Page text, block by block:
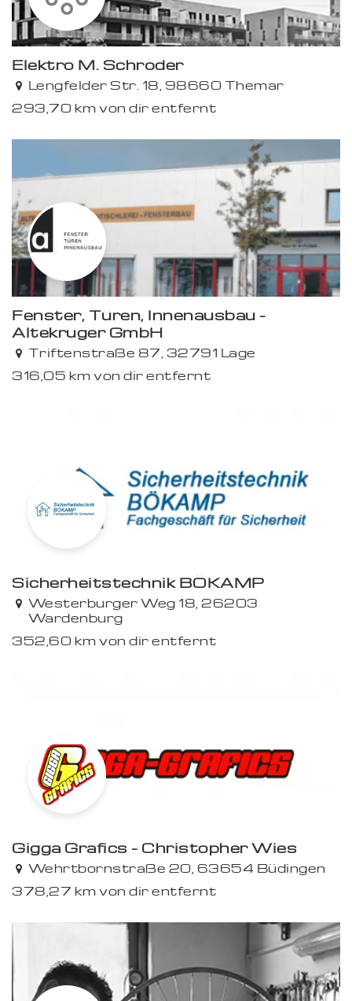
Premium
Elektro M. Schröder
Lengfelder Str. 18, 98660 Themar
293,70 km von dir entfernt
Premium
Fenster, Türen, Innenausbau -
Altekrüger GmbH
Triftenstraße 87, 32791 Lage
316,05 km von dir entfernt
Premium
Sicherheitstechnik BÖKAMP
Westerburger Weg 18, 26203
Wardenburg
352,60 km von dir entfernt
Premium
Gigga Grafics - Christopher Wies
Wehrtbornstraße 20, 63654 Büdingen
378,27 km von dir entfernt